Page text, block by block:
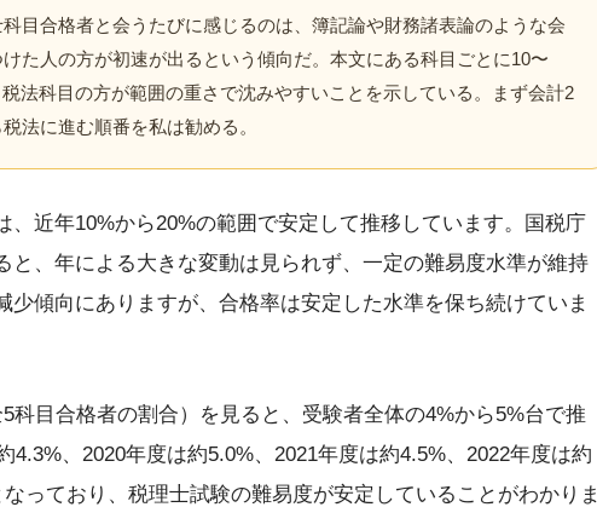
目合格者と会うたびに感じるのは、簿記論や財務諸表論のような会
た人の方が初速が出るという傾向だ。本文にある科目ごとに10〜
法科目の方が範囲の重さで沈みやすいことを示している。まず会計2
法に進む順番を私は勧める。
、近年10%から20%の範囲で安定して推移しています。国税庁
と、年による大きな変動は見られず、一定の難易度水準が維持
少傾向にありますが、合格率は安定した水準を保ち続けていま
科目合格者の割合）を見ると、受験者全体の4%から5%台で推
4.3%、2020年度は約5.0%、2021年度は約4.5%、2022年度は約
っており、税理士試験の難易度が安定していることがわかりま